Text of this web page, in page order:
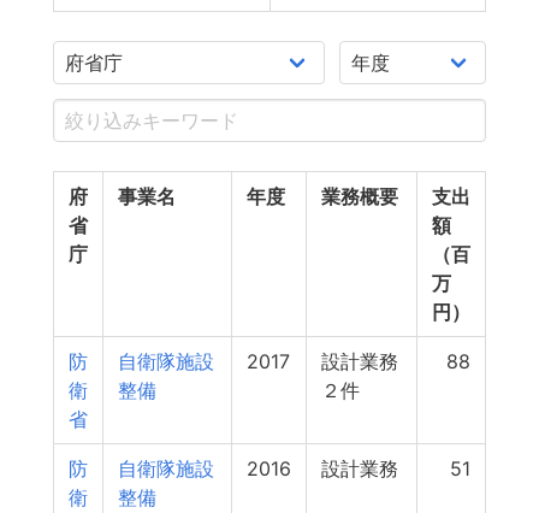
府
省
庁
事業名 年度 業務概要
支出
額
（百
万
円）
防
衛
省
自衛隊施設
整備
2017
設計業務
２件
88
防
衛
自衛隊施設
整備
2016 設計業務 51